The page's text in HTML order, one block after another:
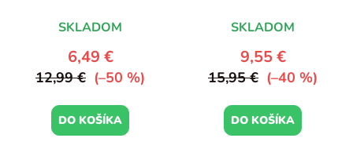
SKLADOM
6,49 €
12,99 € (–50 %)
DO KOŠÍKA
SKLADOM
9,55 €
15,95 € (–40 %)
DO KOŠÍKA